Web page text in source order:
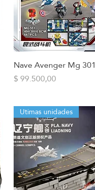
Vista rápida
Nave Avenger Mg 301
Precio
$ 99.500,00
Utimas unidades